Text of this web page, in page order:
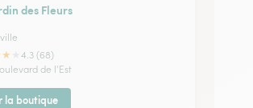
des Fleurs
★
4.3 (68)
de l'Est
la boutique